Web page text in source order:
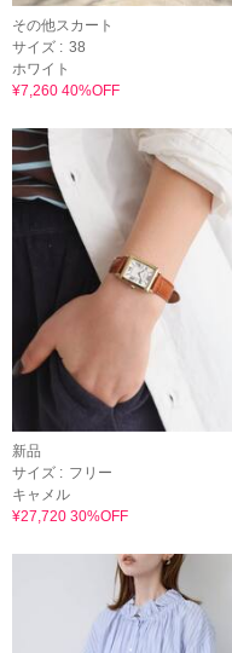
その他スカート
サイズ : 38
ホワイト
¥7,260 40%OFF
新品
サイズ : フリー
キャメル
¥27,720 30%OFF